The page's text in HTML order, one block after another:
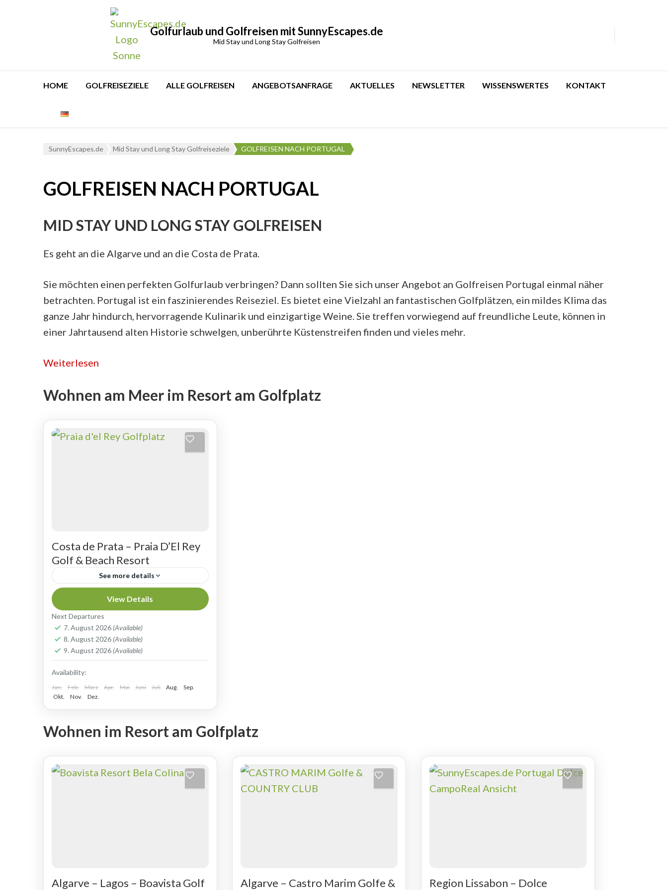
Golfurlaub und Golfreisen mit SunnyEscapes.de
Mid Stay und Long Stay Golfreisen
HOME GOLFREISEZIELE ALLE GOLFREISEN ANGEBOTSANFRAGE AKTUELLES NEWSLETTER WISSENSWERTES KONTAKT
SunnyEscapes.de Mid Stay und Long Stay Golfreiseziele GOLFREISEN NACH PORTUGAL
GOLFREISEN NACH PORTUGAL
MID STAY UND LONG STAY GOLFREISEN
Es geht an die Algarve und an die Costa de Prata.
Sie möchten einen perfekten Golfurlaub verbringen? Dann sollten Sie sich unser Angebot an Golfreisen Portugal einmal näher
betrachten. Portugal ist ein faszinierendes Reiseziel. Es bietet eine Vielzahl an fantastischen Golfplätzen, ein mildes Klima das
ganze Jahr hindurch, hervorragende Kulinarik und einzigartige Weine. Sie treffen vorwiegend auf freundliche Leute, können in
einer Jahrtausend alten Historie schwelgen, unberührte Küstenstreifen finden und vieles mehr.
Weiterlesen
Wohnen am Meer im Resort am Golfplatz
Costa de Prata – Praia D’El Rey
Golf & Beach Resort
See more details
KILOMETERLANGE SANDSTRÄNDE
- ANSPRUCHSVOLLES GOLF Costa
de Prata, auch Silberküste genannt,
das ist die circa 270 Kilometer lange
Küstenlinie, die von Ericeira bis zur
Hafenstadt...
Golfreisen nach Portugal - Costa de Prata
View Details
Next Departures
7. August 2026 (Available)
8. August 2026 (Available)
9. August 2026 (Available)
Availability:
Jan. Feb. März Apr. Mai Juni Juli Aug.
Sep.
Okt.
Nov. Dez.
Wohnen im Resort am Golfplatz
Algarve – Lagos – Boavista Golf
Algarve – Castro Marim Golfe &
Region Lissabon – Dolce